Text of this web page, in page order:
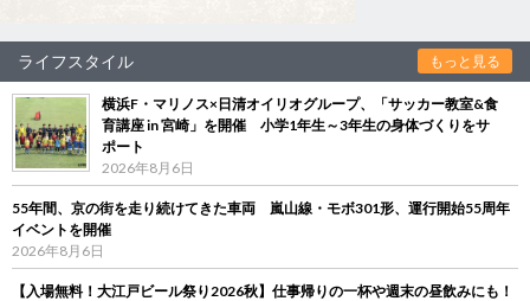
ライフスタイル もっと見る
横浜F・マリノス×日清オイリオグループ、「サッカー教室&食
育講座 in 宮崎」を開催 小学1年生～3年生の身体づくりをサ
ポート
2026年8月6日
55年間、京の街を走り続けてきた車両 嵐山線・モボ301形、運行開始55周年
イベントを開催
2026年8月6日
【入場無料！大江戸ビール祭り2026秋】仕事帰りの一杯や週末の昼飲みにも！